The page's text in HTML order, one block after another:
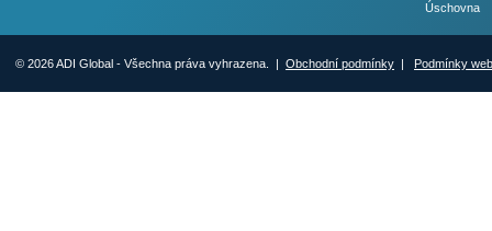
Úschovna
© 2026 ADI Global - Všechna práva vyhrazena. | Obchodní podmínky | Podmínky